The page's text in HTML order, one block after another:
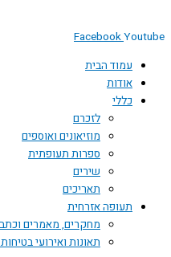
FacebookYoutube
עמוד הבית
אודות
כללי
לזכרם
מוזיאונים ואוספים
ספרות תעופתית
שירים
תאריכים
תעופה אזרחית
מחקרים, מאמרים
תאונות ואירועי